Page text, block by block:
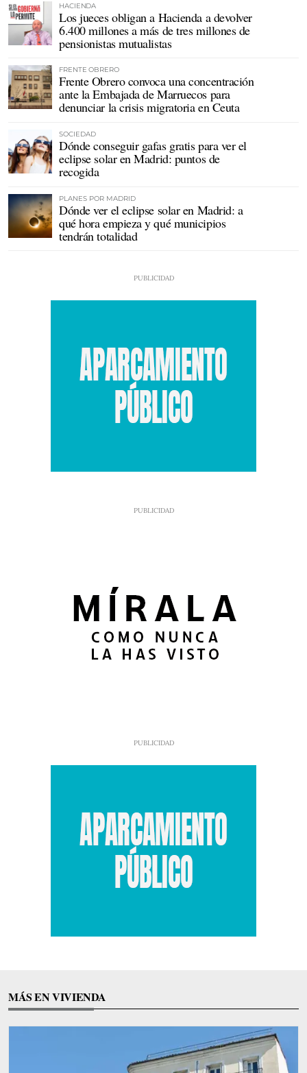
HACIENDA
Los jueces obligan a Hacienda a devolver
6.400 millones a más de tres millones de
pensionistas mutualistas
FRENTE OBRERO
Frente Obrero convoca una concentración
ante la Embajada de Marruecos para
denunciar la crisis migratoria en Ceuta
SOCIEDAD
Dónde conseguir gafas gratis para ver el
eclipse solar en Madrid: puntos de
recogida
PLANES POR MADRID
Dónde ver el eclipse solar en Madrid: a
qué hora empieza y qué municipios
tendrán totalidad
MÁS EN VIVIENDA